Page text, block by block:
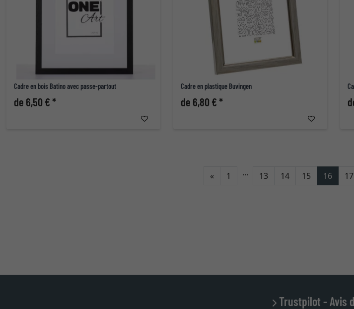
Cadre en bois Batino avec passe-partout
de 6,50 € *
Cadre en plastique Buvingen
de 6,80 € *
«Retour
1 ... 13 14 15 16 17
Trustpilot - Avis